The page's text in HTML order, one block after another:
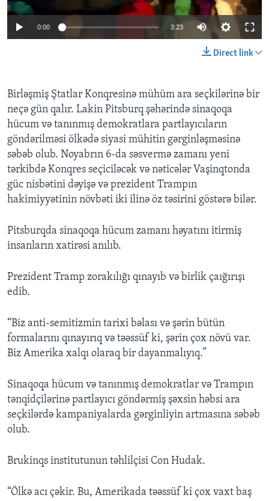
BIZI IZLƏYIN
Dillər
0:00 3:23
Direct link
Birləşmiş Ştatlar Konqresinə mühüm ara seçkilərinə bir
neçə gün qalır. Lakin Pitsburq şəhərində sinaqoqa
hücum və tanınmış demokratlara partlayıcıların
göndərilməsi ölkədə siyasi mühitin gərginləşməsinə
səbəb olub. Noyabrın 6-da səsvermə zamanı yeni
tərkibdə Konqres seçiciləcək və nəticələr Vaşinqtonda
güc nisbətini dəyişə və prezident Trampın
hakimiyyətinin növbəti iki ilinə öz təsirini göstərə bilər.
Pitsburqda sinaqoqa hücum zamanı həyatını itirmiş
insanların xatirəsi anılıb.
Prezident Tramp zorakılığı qınayıb və birlik çaığırışı
edib.
“Biz anti-semitizmin tarixi bəlası və şərin bütün
formalarını qınayırıq və təəssüf ki, şərin çox növü var.
Biz Amerika xalqı olaraq bir dayanmalıyıq.”
Sinaqoqa hücum və tanınmış demokratlar və Trampın
tənqidçilərinə partlayıcı göndərmiş şəxsin həbsi ara
seçkilərdə kampaniyalarda gərginliyin artmasına səbəb
olub.
Brukinqs institutunun təhlilçisi Con Hudak.
“Ölkə acı çəkir. Bu, Amerikada təəssüf ki çox vaxt baş